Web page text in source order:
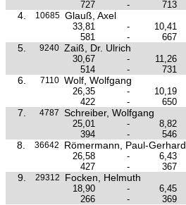
727
- 713
4. 10685 Glauß, Axel
33,81 - 10,41
581
- 667
5. 9240 Zaiß, Dr. Ulrich
30,67 - 11,26
514
- 731
6. 7110 Wolf, Wolfgang
26,35 - 10,19
422
- 650
7. 4787 Schreiber, Wolfgang
25,01 - 8,82
394
- 546
8. 36642 Römermann, Paul-Gerhard
26,58 - 6,43
427
- 367
9. 29312 Focken, Helmuth
18,90 - 6,45
266
- 369